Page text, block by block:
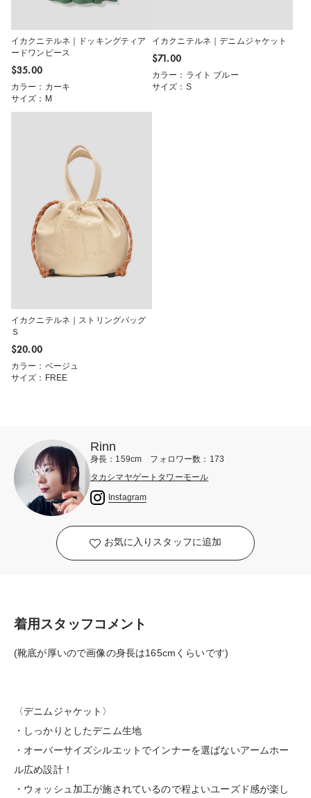
イカクニテルネ｜ドッキングティア
ードワンピース
$‌35.00
カラー：カーキ
サイズ：M
イカクニテルネ｜デニムジャケット
$‌71.00
カラー：ライト ブルー
サイズ：S
イカクニテルネ｜ストリングバッグ
Ｓ
$‌20.00
カラー：ベージュ
サイズ：FREE
Rinn
身長：159cm フォロワー数：173
タカシマヤゲートタワーモール
Instagram
お気に入りスタッフに追加
着用スタッフコメント
(靴底が厚いので画像の身長は165cmくらいです)
〈デニムジャケット〉
・しっかりとしたデニム生地
・オーバーサイズシルエットでインナーを選ばないアームホー
ル広め設計！
・ウォッシュ加工が施されているので程よいユーズド感が楽し